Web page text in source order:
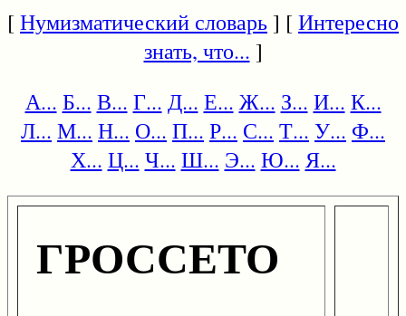
[Нумизматический словарь] [Интересно
знать, что... ]
А... Б... В... Г... Д... Е... Ж... З... И... К...
Л... М... Н... О... П... Р... С... Т... У... Ф...
Х... Ц... Ч... Ш... Э... Ю... Я...
ГРОССЕТО